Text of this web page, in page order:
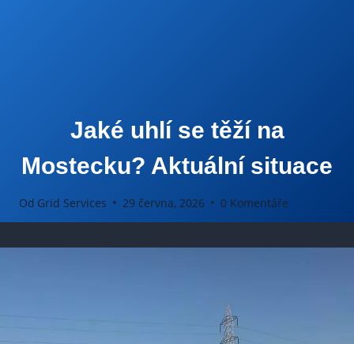
Jaké uhlí se těží na
Mostecku? Aktuální situace
Od Grid Services 29 června, 2026 0 Komentáře